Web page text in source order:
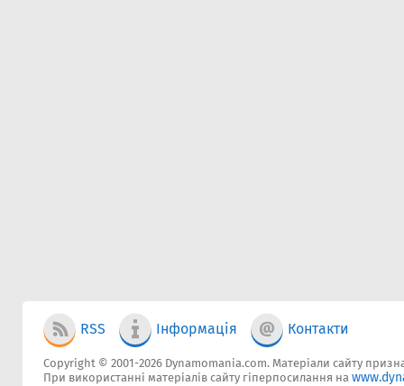
RSS Інформація Контакти
Copyright © 2001-2026 Dynamomania.com. Матеріали сайту
При використанні матеріалів сайту гіперпосилання на